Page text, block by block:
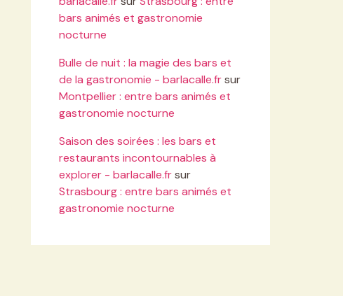
bars animés et gastronomie
nocturne
Bulle de nuit : la magie des bars et
de la gastronomie - barlacalle.frsur
Montpellier : entre bars animés et
gastronomie nocturne
Saison des soirées : les bars et
restaurants incontournables à
explorer - barlacalle.frsur
Strasbourg : entre bars animés et
gastronomie nocturne